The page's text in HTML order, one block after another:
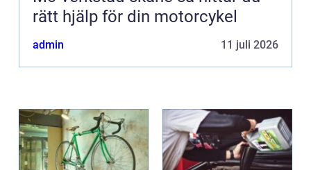
rätt hjälp för din motorcykel
admin 11 juli 2026